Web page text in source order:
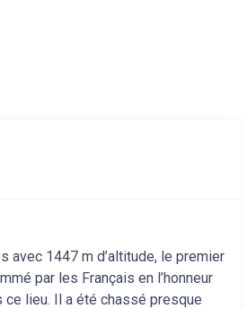
1447 m d’altitude, le premier
par les Français en l’honneur
ce lieu. Il a été chassé presque